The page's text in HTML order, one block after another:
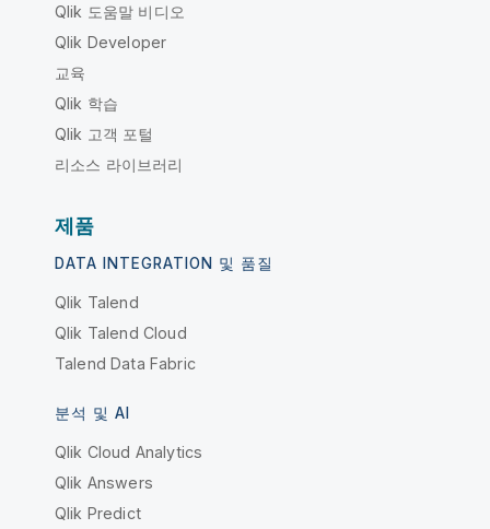
Qlik 도움말 비디오
Qlik Developer
교육
Qlik 학습
Qlik 고객 포털
리소스 라이브러리
제품
DATA INTEGRATION 및 품질
Qlik Talend
Qlik Talend Cloud
Talend Data Fabric
분석 및 AI
Qlik Cloud Analytics
Qlik Answers
Qlik Predict